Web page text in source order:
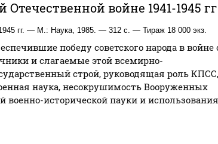
войне 1941-1945
гг. — М.: Наука, 1985. — 312 с. — Тираж 18 000 экз.
победу советского народа в войне
и слагаемые этой всемирно-
строй, руководящая роль КПСС,
наука, несокрушимость Вооруженных
военно-исторической пауки и использования